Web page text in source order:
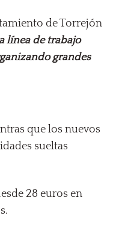
de Torrejón
línea de trabajo
grandes
que los nuevos
sueltas
28 euros en